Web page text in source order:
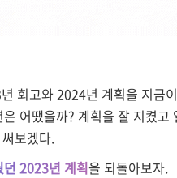
회고와 2024년 계획을 지금
어땠을까? 계획을 잘 지켰
보겠다.
2023년 계획을 되돌아보자.